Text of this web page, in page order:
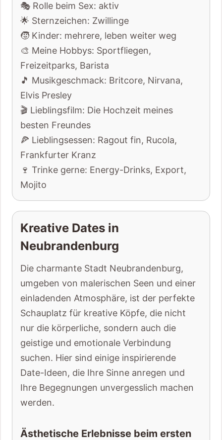
🎭 Rolle beim Sex: aktiv
🌟 Sternzeichen: Zwillinge
🧒 Kinder: mehrere, leben weiter weg
🎨 Meine Hobbys: Sportfliegen,
Freizeitparks, Barista
🎵 Musikgeschmack: Britcore, Nirvana,
Elvis Presley
🎬 Lieblingsfilm: Die Hochzeit meines
besten Freundes
🍕 Lieblingsessen: Ragout fin, Rucola,
Frankfurter Kranz
🍷 Trinke gerne: Energy-Drinks, Export,
Mojito
Kreative Dates in
Neubrandenburg
Die charmante Stadt Neubrandenburg,
umgeben von malerischen Seen und einer
einladenden Atmosphäre, ist der perfekte
Schauplatz für kreative Köpfe, die nicht
nur die körperliche, sondern auch die
geistige und emotionale Verbindung
suchen. Hier sind einige inspirierende
Date-Ideen, die Ihre Sinne anregen und
Ihre Begegnungen unvergesslich machen
werden.
Ästhetische Erlebnisse beim ersten